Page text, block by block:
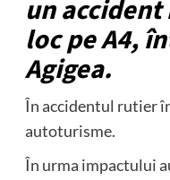
un
loc pe A4,
Agigea.
În accidentul rutier
autoturisme.
În urma impactului